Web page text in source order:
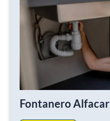
Fontanero Alfacar